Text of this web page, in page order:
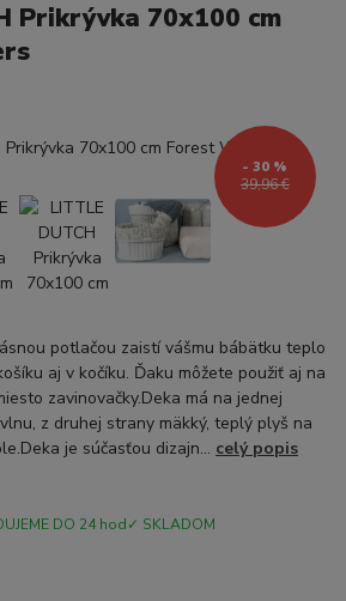
Prikrývka 70x100 cm
39,96 €
- 30 %
potlačou zaistí vášmu bábätku teplo
aj v kočíku. Ďaku môžete použiť aj na
zavinovačky.Deka má na jednej
z druhej strany mäkký, teplý plyš na
je súčasťou dizajn... celý popis
DO 24 hod✓ SKLADOM